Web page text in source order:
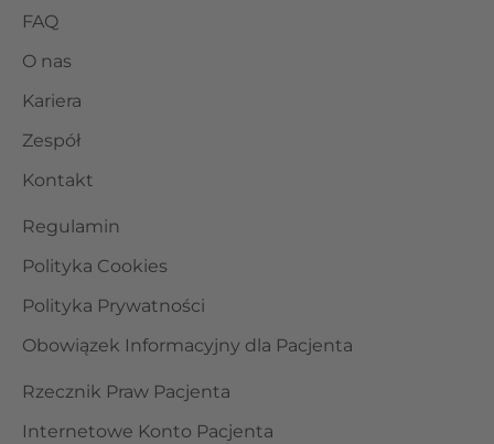
FAQ
O nas
Kariera
Zespół
Kontakt
Regulamin
Polityka Cookies
Polityka Prywatności
Obowiązek Informacyjny dla Pacjenta
Rzecznik Praw Pacjenta
Internetowe Konto Pacjenta